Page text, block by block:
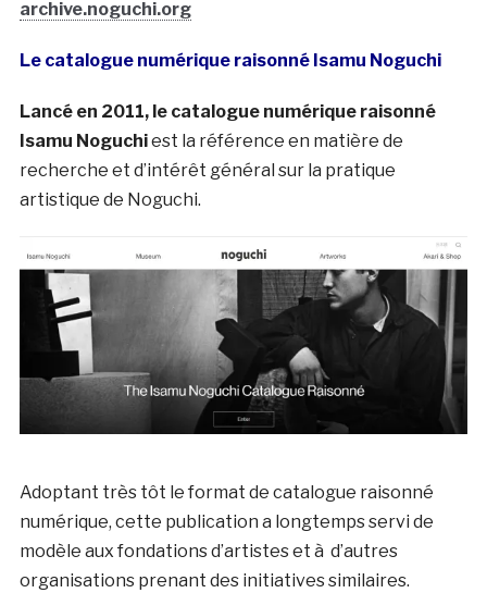
archive.noguchi.org
Le catalogue numérique raisonné Isamu Noguchi
Lancé en 2011, le catalogue numérique raisonné
Isamu Noguchiest la référence en matière de
recherche et d’intérêt général sur la pratique
artistique de Noguchi.
Adoptant très tôt le format de catalogue raisonné
numérique, cette publication a longtemps servi de
modèle aux fondations d’artistes et à d’autres
organisations prenant des initiatives similaires.